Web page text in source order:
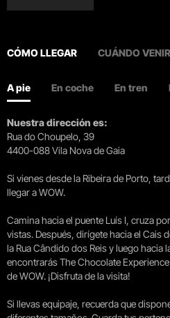
CÓMO LLEGAR CUÁNDO VENIR
A pie En coche En tren
Nuestra dirección es:
Rua do Choupelo, 39
4400-088 Vila Nova de Gaia
Si vienes desde la Ribeira de Porto,
llegar a WOW.
Camina hacia el puente Luís I, cruza
vistas. Después, dirígete hacia el Cais
la Rua Cândido dos Reis y luego hacia
encontrarás The Chocolate
de WOW. ¡Disfruta de la visita!
Si llevas equipaje, recuerda que